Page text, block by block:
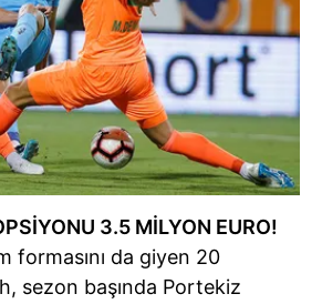
3.5 MİLYON EURO!
formasını da giyen 20
sezon başında Portekiz